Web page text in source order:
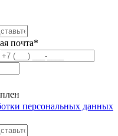
почта*
персональных данных